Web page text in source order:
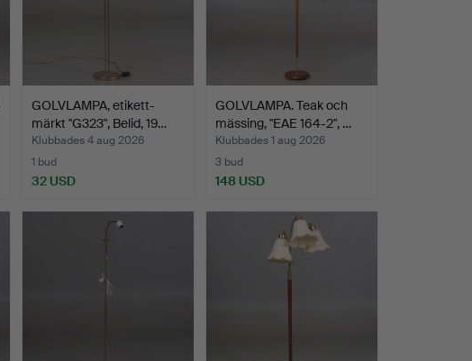
GOLVLAMPA, etikett-
märkt "G323", Belid, 19…
Klubbades 4 aug 2026
1 bud
32 USD
GOLVLAMPA. Teak och
mässing, "EAE 164-2", …
Klubbades 1 aug 2026
3 bud
148 USD